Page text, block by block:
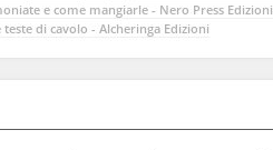
e come mangiarle - Nero Press Edizioni
teste di cavolo - Alcheringa Edizioni